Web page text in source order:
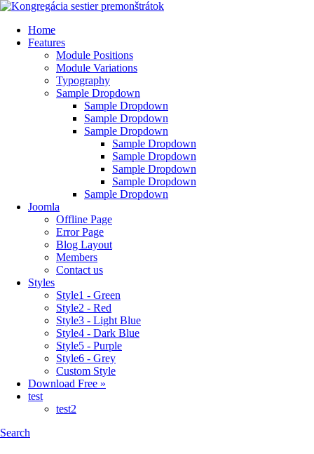
Home
Features
Module Positions
Module Variations
Typography
Sample Dropdown
Sample Dropdown
Sample Dropdown
Sample Dropdown
Sample Dropdown
Sample Dropdown
Sample Dropdown
Sample Dropdown
Sample Dropdown
Joomla
Offline Page
Error Page
Blog Layout
Members
Contact us
Styles
Style1 - Green
Style2 - Red
Style3 - Light Blue
Style4 - Dark Blue
Style5 - Purple
Style6 - Grey
Custom Style
Download Free »
test
test2
Search